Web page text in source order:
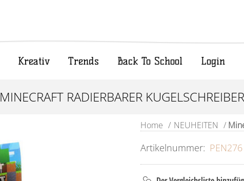
Kreativ Trends Back To School Login
MINECRAFT RADIERBARER
Home / NEUHEITEN /
Artikelnummer: PEN276